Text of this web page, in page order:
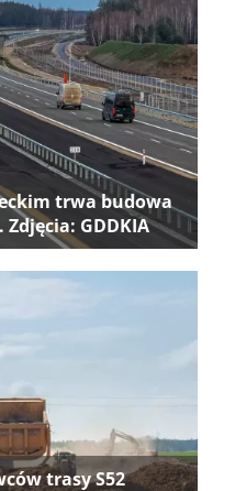
trwa budowa
GDDKIA
trasy S52